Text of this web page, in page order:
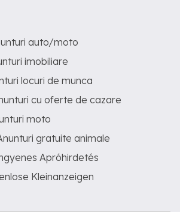
auto/moto
imobiliare
locuri de munca
cu oferte de cazare
moto
gratuite animale
Apróhirdetés
Kleinanzeigen